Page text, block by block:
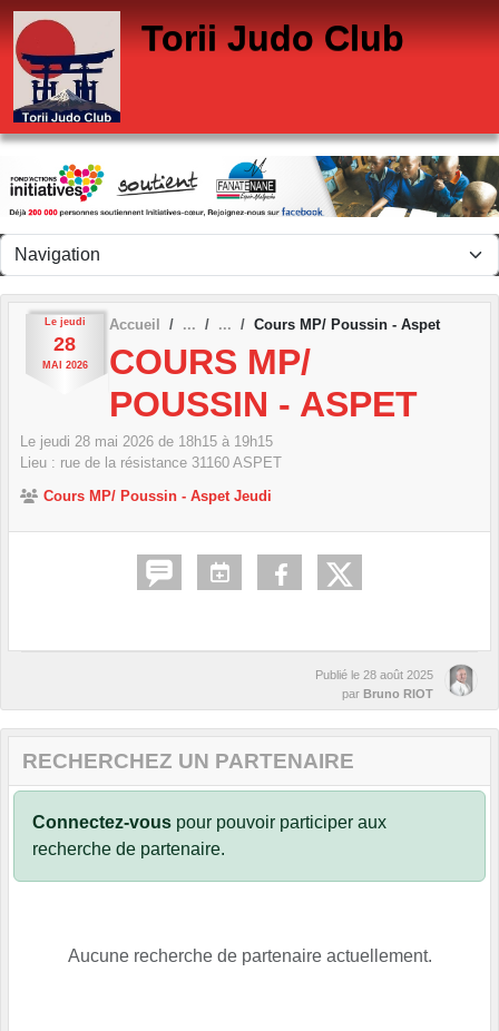
Torii Judo Club
Le jeudi
28
MAI 2026
Accueil Cours MP/ Poussin - Aspet
COURS MP/
POUSSIN - ASPET
Le jeudi 28 mai 2026 de 18h15 à 19h15
Lieu : rue de la résistance 31160 ASPET
Cours MP/ Poussin - Aspet Jeudi
Publié le 28 août 2025
par Bruno RIOT
RECHERCHEZ UN PARTENAIRE
Connectez-vous pour pouvoir participer aux
recherche de partenaire.
Aucune recherche de partenaire actuellement.
Panneau de gestion des cookies